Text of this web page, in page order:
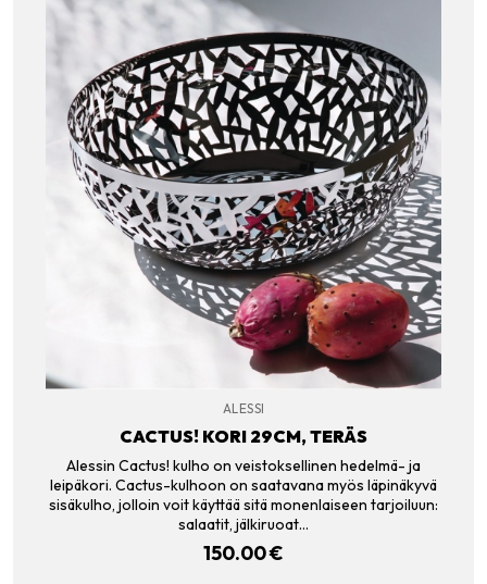
ALESSI
CACTUS! KORI 29CM, TERÄS
Alessin Cactus! kulho on veistoksellinen hedelmä- ja
leipäkori. Cactus-kulhoon on saatavana myös läpinäkyvä
sisäkulho, jolloin voit käyttää sitä monenlaiseen tarjoiluun:
salaatit, jälkiruoat…
150.00€